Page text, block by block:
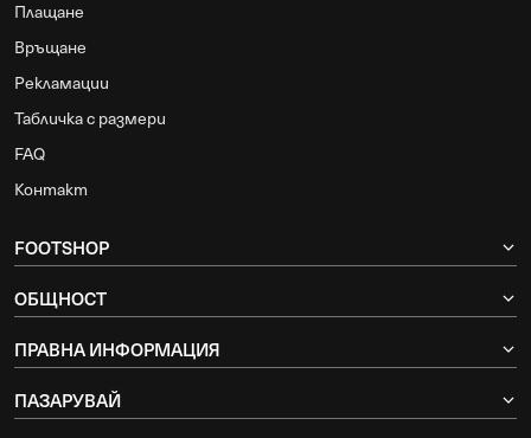
Плащане
Връщане
Рекламации
Табличка с размери
FAQ
Контакт
FOOTSHOP
ОБЩНОСТ
ПРАВНА ИНФОРМАЦИЯ
ПАЗАРУВАЙ